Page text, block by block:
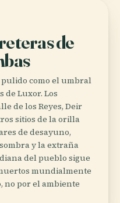
de
como el umbral
de Luxor. Los
de los Reyes, Deir
sitios de la orilla
de desayuno,
y la extraña
del pueblo sigue
mundialmente
no por el ambiente